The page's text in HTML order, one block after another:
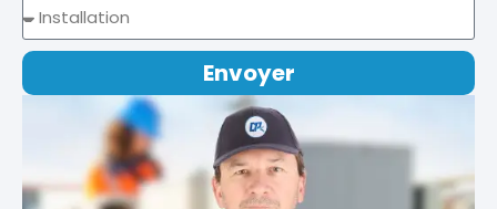
Envoyer